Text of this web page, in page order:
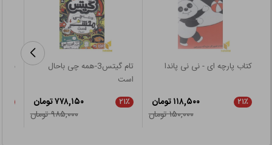
کتاب پارچه ای - نی نی پاندا
۲۱٪
۱۱۸,۵۰۰ تومان
۱۵۰,۰۰۰ تومان
تام گیتس3-همه چی باحال
است
۲۱٪
۷۷۸,۱۵۰ تومان
۹۸۵,۰۰۰ تومان